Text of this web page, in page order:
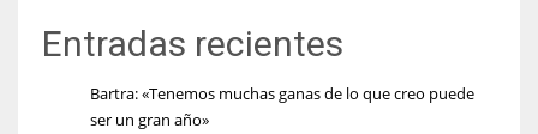
Entradas recientes
Bartra: «Tenemos muchas ganas de lo que creo puede
ser un gran año»